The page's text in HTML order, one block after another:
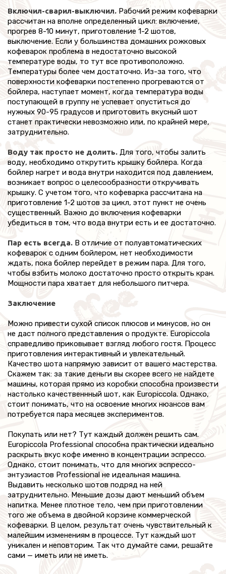
Включил-сварил-выключил. Рабочий режим кофеварки
рассчитан на вполне определенный цикл: включение,
прогрев 8-10 минут, приготовление 1-2 шотов,
выключение. Если у большинства домашних рожковых
кофеварок проблема в недостаточно высокой
температуре воды, то тут все противоположно.
Температуры более чем достаточно. Из-за того, что
поверхности кофеварки постепенно прогреваются от
бойлера, наступает момент, когда температура воды
поступающей в группу не успевает опуститься до
нужных 90-95 градусов и приготовить вкусный шот
станет практически невозможно или, по крайней мере,
затруднительно.
Воду так просто не долить. Для того, чтобы залить
воду, необходимо открутить крышку бойлера. Когда
бойлер нагрет и вода внутри находится под давлением,
возникает вопрос о целесообразности откручивать
крышку. С учетом того, что кофеварка рассчитана на
приготовление 1-2 шотов за цикл, этот пункт не очень
существенный. Важно до включения кофеварки
убедиться в том, что вода внутри есть и ее достаточно.
Пар есть всегда. В отличие от полуавтоматических
кофеварок с одним бойлером, нет необходимости
ждать, пока бойлер перейдет в режим пара. Для того,
чтобы взбить молоко достаточно просто открыть кран.
Мощности пара хватает для небольшого питчера.
Заключение
Можно привести сухой список плюсов и минусов, но он
не даст полного представления о продукте. Europiccola
справедливо приковывает взгляд любого гостя. Процесс
приготовления интерактивный и увлекательный.
Качество шота напрямую зависит от вашего мастерства.
Скажем так: за такие деньги вы скорее всего не найдете
машины, которая прямо из коробки способна произвести
настолько качественнный шот, как Europiccola. Однако,
стоит понимать, что на освоение многих нюансов вам
потребуется пара месяцев экспериментов.
Покупать или нет? Тут каждый должен решить сам.
Europiccola Professional способна практически идеально
раскрыть вкус кофе именно в концентрации эспрессо.
Однако, стоит понимать, что для многих эспрессо-
энтузиастов Professional не идеальная машина.
Выдавить несколько шотов подряд на ней
затруднительно. Меньшие дозы дают меньший объем
напитка. Менее плотное тело, чем при приготовлении
того же объема в двойной корзине коммерческой
кофеварки. В целом, результат очень чувствительный к
малейшим изменениям в процессе. Тут каждый шот
уникален и неповторим. Так что думайте сами, решайте
сами — иметь или не иметь.